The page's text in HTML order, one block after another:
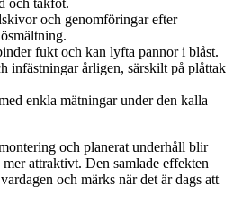
och genomföringar efter
fukt och kan lyfta pannor i blåst.
infästningar årligen, särskilt på plåttak
enkla mätningar under den kalla
och planerat underhåll blir
attraktivt. Den samlade effekten
och märks när det är dags att